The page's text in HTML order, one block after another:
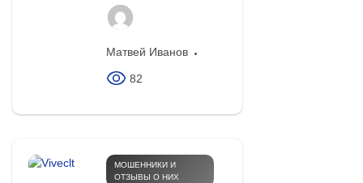
Матвей Иванов
82
МОШЕННИКИ И
ОТЗЫВЫ О НИХ